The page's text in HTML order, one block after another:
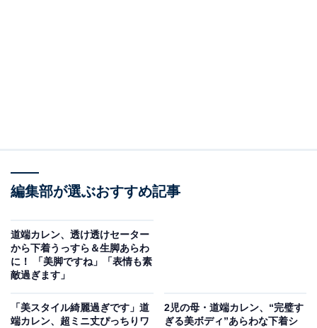
編集部が選ぶおすすめ記事
道端カレン、透け透けセーター
から下着うっすら＆生脚あらわ
に！ 「美脚ですね」「表情も素
敵過ぎます」
「美スタイル綺麗過ぎです」道
端カレン、超ミニ丈ぴっちりワ
2児の母・道端カレン、“完璧す
ぎる美ボディ”あらわな下着シ